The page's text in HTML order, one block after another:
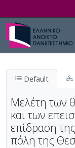
Default
Μελέτη των
και των
επίδραση
πόλη της